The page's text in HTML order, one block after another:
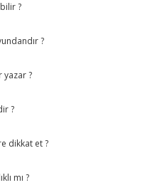
?
?
?
?
dikkat et ?
mı ?